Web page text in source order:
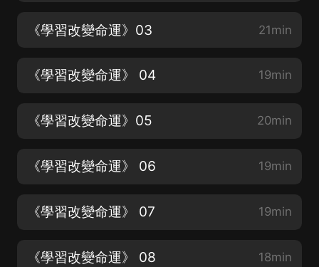
《學習改變命運》03 21min
《學習改變命運》 04 19min
《學習改變命運》05 20min
《學習改變命運》 06 19min
《學習改變命運》 07 19min
《學習改變命運》 08 18min